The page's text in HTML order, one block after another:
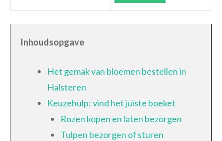
Inhoudsopgave
Het gemak van bloemen bestellen in
Halsteren
Keuzehulp: vind het juiste boeket
Rozen kopen en laten bezorgen
Tulpen bezorgen of sturen